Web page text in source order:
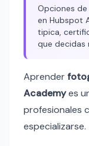
Opciones
en Hubspot
tipica,
que decidas
Aprender
Academyes
profesionales
especializarse.